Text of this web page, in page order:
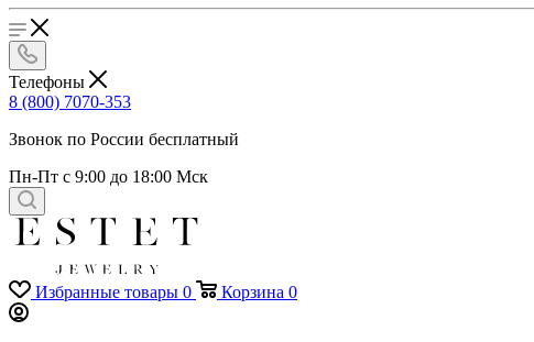
Телефоны
8 (800) 7070-353
Звонок по России бесплатный
Пн-Пт с 9:00 до 18:00 Мск
Избранные товары 0 Корзина 0